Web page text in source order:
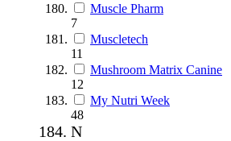
Muscle Pharm
7
Muscletech
11
Mushroom Matrix Canine
12
My Nutri Week
48
N